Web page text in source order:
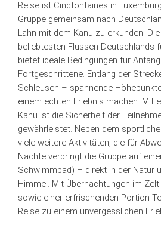
Reise ist Cinqfontaines in
Gruppe gemeinsam nach
Lahn mit dem Kanu zu erkunden.
beliebtesten Flüssen Deutschlands
bietet ideale Bedingungen für
Fortgeschrittene. Entlang der
Schleusen – spannende
einem echten Erlebnis machen. Mit
Kanu ist die Sicherheit der
gewährleistet. Neben dem
viele weitere Aktivitäten, die für
Nächte verbringt die Gruppe auf
Schwimmbad) – direkt in der Natur
Himmel. Mit Übernachtungen im
sowie einer erfrischenden Portion
Reise zu einem unvergesslichen